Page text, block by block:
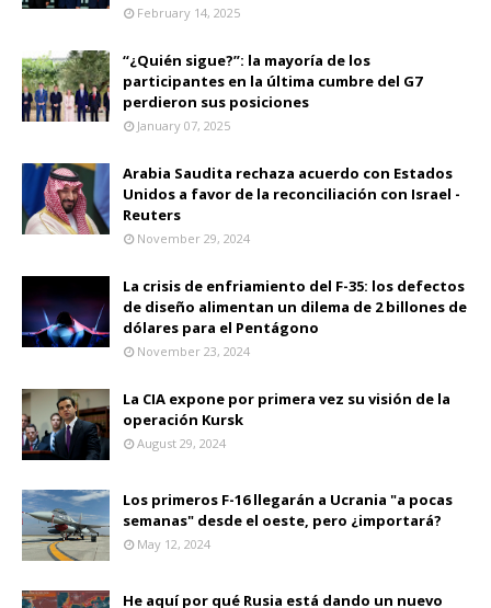
February 14, 2025
“¿Quién sigue?”: la mayoría de los
participantes en la última cumbre del G7
perdieron sus posiciones
January 07, 2025
Arabia Saudita rechaza acuerdo con Estados
Unidos a favor de la reconciliación con Israel -
Reuters
November 29, 2024
La crisis de enfriamiento del F-35: los defectos
de diseño alimentan un dilema de 2 billones de
dólares para el Pentágono
November 23, 2024
La CIA expone por primera vez su visión de la
operación Kursk
August 29, 2024
Los primeros F-16 llegarán a Ucrania "a pocas
semanas" desde el oeste, pero ¿importará?
May 12, 2024
He aquí por qué Rusia está dando un nuevo